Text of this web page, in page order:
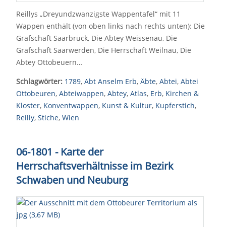
Reillys „Dreyundzwanzigste Wappentafel“ mit 11
Wappen enthält (von oben links nach rechts unten): Die
Grafschaft Saarbrück, Die Abtey Weissenau, Die
Grafschaft Saarwerden, Die Herrschaft Weilnau, Die
Abtey Ottobeuern…
Schlagwörter: 1789, Abt Anselm Erb, Äbte, Abtei, Abtei
Ottobeuren, Abteiwappen, Abtey, Atlas, Erb, Kirchen &
Kloster, Konventwappen, Kunst & Kultur, Kupferstich,
Reilly, Stiche, Wien
06-1801 - Karte der
Herrschaftsverhältnisse im Bezirk
Schwaben und Neuburg